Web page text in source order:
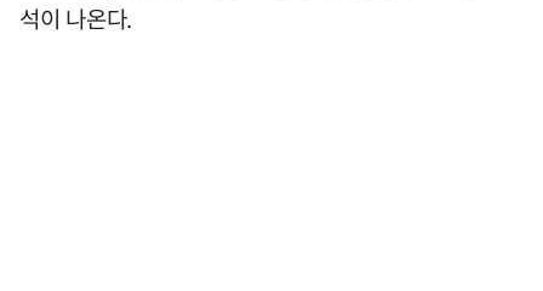
석이 나온다.